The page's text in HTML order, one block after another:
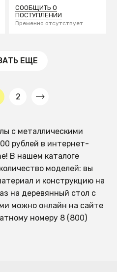
СООБЩИТЬ О
ПОСТУПЛЕНИИ
Временно отсутствует
ЕЩЕ
2
с металлическими
рублей в интернет-
В нашем каталоге
моделей: вы
и конструкцию на
на деревянный стол с
можно онлайн на сайте
номеру 8 (800)